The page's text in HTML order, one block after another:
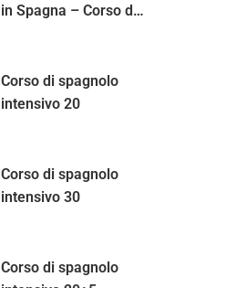
in Spagna – Corso di
Corso di spagnolo
intensivo 20
Corso di spagnolo
intensivo 30
Corso di spagnolo